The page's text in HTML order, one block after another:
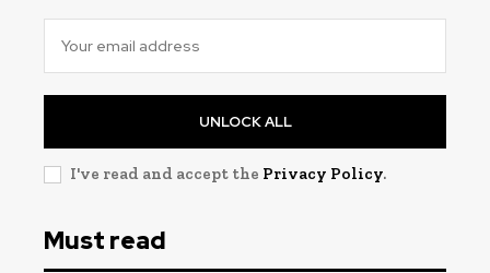
UNLOCK ALL
I've read and accept the Privacy Policy.
Must read